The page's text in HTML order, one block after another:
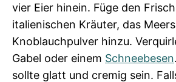
vier Eier hinein. Füge den
italienischen Kräuter, das
Knoblauchpulver hinzu.
Gabel oder einem Schneebesen
sollte glatt und cremig sein.